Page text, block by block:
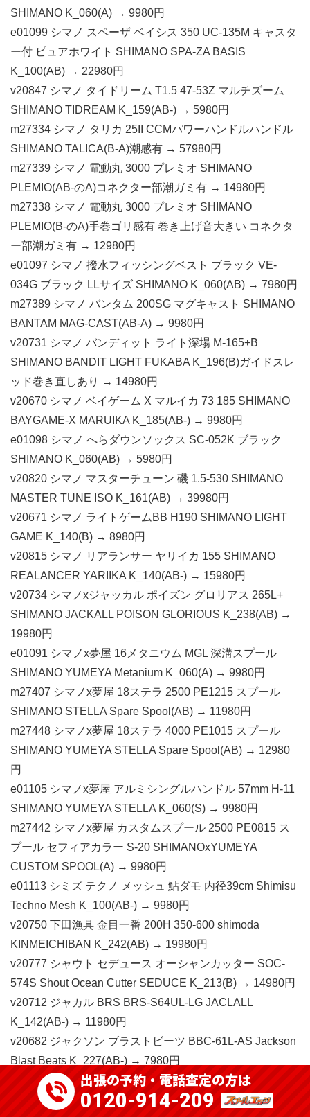
SHIMANO K_060(A) → 9980円
e01099 シマノ スペーザ ベイシス 350 UC-135M キャスタ
ー付 ピュアホワイト SHIMANO SPA-ZA BASIS
K_100(AB) → 22980円
v20847 シマノ タイドリーム T1.5 47-53Z マルチズーム
SHIMANO TIDREAM K_159(AB-) → 5980円
m27334 シマノ タリカ 25II CCMパワーハンドルハンドル
SHIMANO TALICA(B-A)潮感有 → 57980円
m27339 シマノ 電動丸 3000 プレミオ SHIMANO
PLEMIO(AB-のA)コネクター部潮ガミ有 → 14980円
m27338 シマノ 電動丸 3000 プレミオ SHIMANO
PLEMIO(B-のA)手巻ゴリ感有 巻き上げ音大きい コネクタ
ー部潮ガミ有 → 12980円
e01097 シマノ 撥水フィッシングベスト ブラック VE-
034G ブラック LLサイズ SHIMANO K_060(AB) → 7980円
m27389 シマノ バンタム 200SG マグキャスト SHIMANO
BANTAM MAG-CAST(AB-A) → 9980円
v20731 シマノ バンディット ライト深場 M-165+B
SHIMANO BANDIT LIGHT FUKABA K_196(B)ガイドスレ
ッド巻き直しあり → 14980円
v20670 シマノ ベイゲーム X マルイカ 73 185 SHIMANO
BAYGAME-X MARUIKA K_185(AB-) → 9980円
e01098 シマノ へらダウンソックス SC-052K ブラック
SHIMANO K_060(AB) → 5980円
v20820 シマノ マスターチューン 磯 1.5-530 SHIMANO
MASTER TUNE ISO K_161(AB) → 39980円
v20671 シマノ ライトゲームBB H190 SHIMANO LIGHT
GAME K_140(B) → 8980円
v20815 シマノ リアランサー ヤリイカ 155 SHIMANO
REALANCER YARIIKA K_140(AB-) → 15980円
v20734 シマノxジャッカル ポイズン グロリアス 265L+
SHIMANO JACKALL POISON GLORIOUS K_238(AB) →
19980円
e01091 シマノx夢屋 16メタニウム MGL 深溝スプール
SHIMANO YUMEYA Metanium K_060(A) → 9980円
m27407 シマノx夢屋 18ステラ 2500 PE1215 スプール
SHIMANO STELLA Spare Spool(AB) → 11980円
m27448 シマノx夢屋 18ステラ 4000 PE1015 スプール
SHIMANO YUMEYA STELLA Spare Spool(AB) → 12980
円
e01105 シマノx夢屋 アルミシングルハンドル 57mm H-11
SHIMANO YUMEYA STELLA K_060(S) → 9980円
m27442 シマノx夢屋 カスタムスプール 2500 PE0815 ス
プール セフィアカラー S-20 SHIMANOxYUMEYA
CUSTOM SPOOL(A) → 9980円
e01113 シミズ テクノ メッシュ 鮎ダモ 内径39cm Shimisu
Techno Mesh K_100(AB-) → 9980円
v20750 下田漁具 金目一番 200H 350-600 shimoda
KINMEICHIBAN K_242(AB) → 19980円
v20777 シャウト セデュース オーシャンカッター SOC-
574S Shout Ocean Cutter SEDUCE K_213(B) → 14980円
v20712 ジャカル BRS BRS-S64UL-LG JACLALL
K_142(AB-) → 11980円
v20682 ジャクソン ブラストビーツ BBC-61L-AS Jackson
Blast Beats K_227(AB-) → 7980円
v20787 ジャンプライズ ツーリミット 93 ストリームバト
ル JUMPRIZE TWO LIMIT Stream Battle K_187(AB-) →
出張の予約・電話査定の方は
0120-914-209